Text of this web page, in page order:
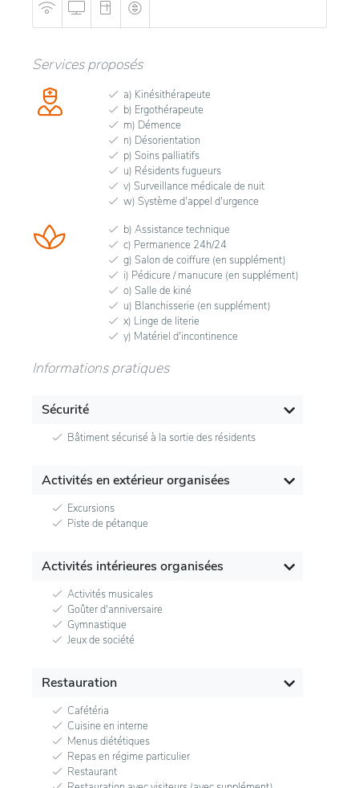
organisées contribuent également à maintenir une
vie sociale active et enrichissante, répondant ainsi
Services proposés
a) Kinésithérapeute
b) Ergothérapeute
m) Démence
n) Désorientation
p) Soins palliatifs
u) Résidents fugueurs
v) Surveillance médicale de nuit
w) Système d'appel d'urgence
b) Assistance technique
c) Permanence 24h/24
g) Salon de coiffure (en supplément)
i) Pédicure / manucure (en supplément)
o) Salle de kiné
u) Blanchisserie (en supplément)
x) Linge de literie
y) Matériel d'incontinence
Informations pratiques
Sécurité
Bâtiment sécurisé à la sortie des résidents
Activités en extérieur organisées
Excursions
Piste de pétanque
Activités intérieures organisées
Activités musicales
Goûter d'anniversaire
Gymnastique
Jeux de société
Restauration
Cafétéria
Cuisine en interne
Menus diététiques
Repas en régime particulier
Restaurant